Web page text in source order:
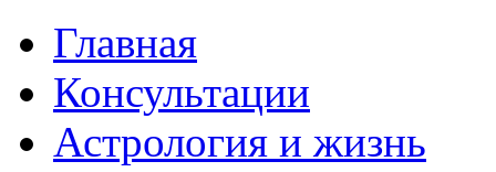
Главная
Консультации
Астрология и жизнь